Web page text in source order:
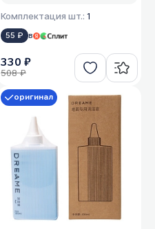
Комплектация шт.: 1
55 ₽ в
330 ₽
508 ₽
оригинал